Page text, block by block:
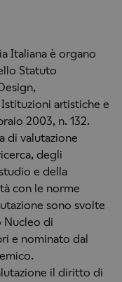
Italiana è organo
Statuto
artistiche e
2003, n. 132.
di valutazione
degli
e della
con le norme
sono svolte
Nucleo di
e nominato dal
il diritto di